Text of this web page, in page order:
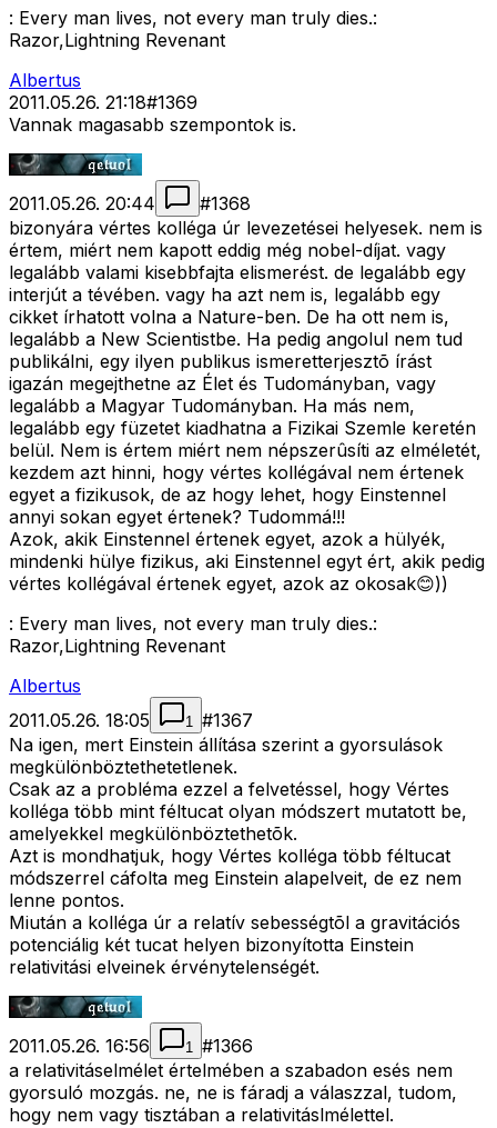
: Every man lives, not every man truly dies.:
Razor,Lightning Revenant
Albertus
2011.05.26. 21:18#1369
Vannak magasabb szempontok is.
2011.05.26. 20:44 #1368
bizonyára vértes kolléga úr levezetései helyesek. nem is
értem, miért nem kapott eddig még nobel-díjat. vagy
legalább valami kisebbfajta elismerést. de legalább egy
interjút a tévében. vagy ha azt nem is, legalább egy
cikket írhatott volna a Nature-ben. De ha ott nem is,
legalább a New Scientistbe. Ha pedig angolul nem tud
publikálni, egy ilyen publikus ismeretterjesztõ írást
igazán megejthetne az Élet és Tudományban, vagy
legalább a Magyar Tudományban. Ha más nem,
legalább egy füzetet kiadhatna a Fizikai Szemle keretén
belül. Nem is értem miért nem népszerûsíti az elméletét,
kezdem azt hinni, hogy vértes kollégával nem értenek
egyet a fizikusok, de az hogy lehet, hogy Einstennel
annyi sokan egyet értenek? Tudommá!!!
Azok, akik Einstennel értenek egyet, azok a hülyék,
mindenki hülye fizikus, aki Einstennel egyt ért, akik pedig
vértes kollégával értenek egyet, azok az okosak😊))
: Every man lives, not every man truly dies.:
Razor,Lightning Revenant
Albertus
2011.05.26. 18:05
1 #1367
Na igen, mert Einstein állítása szerint a gyorsulások
megkülönböztethetetlenek.
Csak az a probléma ezzel a felvetéssel, hogy Vértes
kolléga több mint féltucat olyan módszert mutatott be,
amelyekkel megkülönböztethetõk.
Azt is mondhatjuk, hogy Vértes kolléga több féltucat
módszerrel cáfolta meg Einstein alapelveit, de ez nem
lenne pontos.
Miután a kolléga úr a relatív sebességtõl a gravitációs
potenciálig két tucat helyen bizonyította Einstein
relativitási elveinek érvénytelenségét.
2011.05.26. 16:56 1 #1366
a relativitáselmélet értelmében a szabadon esés nem
gyorsuló mozgás. ne, ne is fáradj a válaszzal, tudom,
hogy nem vagy tisztában a relativitáslmélettel.